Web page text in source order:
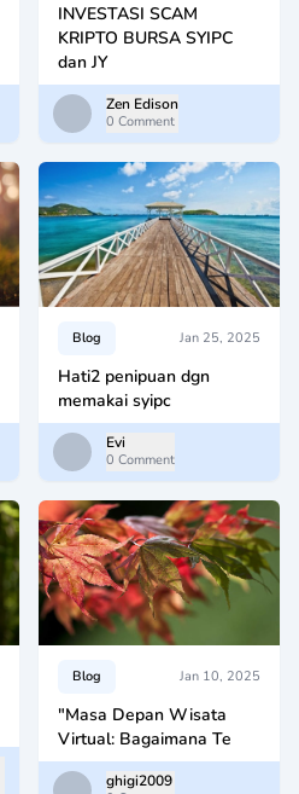
INVESTASI SCAM
KRIPTO BURSA SYIPC
dan JY
Zen Edison
0 Comment
Blog Jan 25, 2025
Hati2 penipuan dgn
memakai syipc
Evi
0 Comment
Blog Jan 10, 2025
"Masa Depan Wisata
Virtual: Bagaimana Te
ghigi2009